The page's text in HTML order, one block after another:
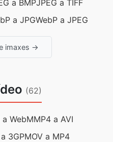
a BMPJPEG a TIFF
a JPGWebP a JPEG
imaxes →
(62)
a WebMMP4 a AVI
3GPMOV a MP4